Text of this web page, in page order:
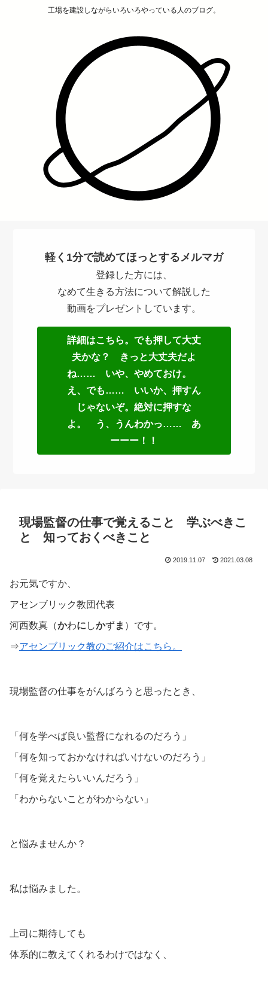
工場を建設しながらいろいろやっている人のブログ。
軽く1分で読めてほっとするメルマガ
登録した方には、
なめて生きる方法について解説した
動画をプレゼントしています。
詳細はこちら。でも押して大丈
夫かな？ きっと大丈夫だよ
ね…… いや、やめておけ。
え、でも…… いいか、押すん
じゃないぞ。絶対に押すな
よ。 う、うんわかっ…… あ
ーーー！！
現場監督の仕事で覚えること 学ぶべきこ
と 知っておくべきこと
2019.11.07 2021.03.08
お元気ですか、
アセンブリック教団代表
河西数真（かわに しかずま ）です。
⇒アセンブリック教のご紹介はこちら。
現場監督の仕事をがんばろうと思ったとき、
「何を学べば良い監督になれるのだろう」
「何を知っておかなければいけないのだろう」
「何を覚えたらいいんだろう」
「わからないことがわからない」
と悩みませんか？
私は悩みました。
上司に期待しても
体系的に教えてくれるわけではなく、